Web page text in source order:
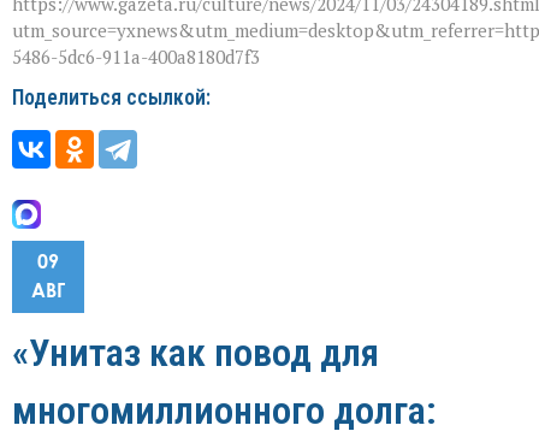
5486-5dc6-911a-400a8180d7f3
Поделиться ссылкой:
09
АВГ
«Унитаз как повод для
многомиллионного долга: